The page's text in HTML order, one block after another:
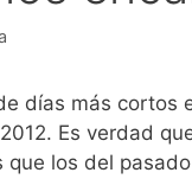
días más cortos
Es verdad
que los del